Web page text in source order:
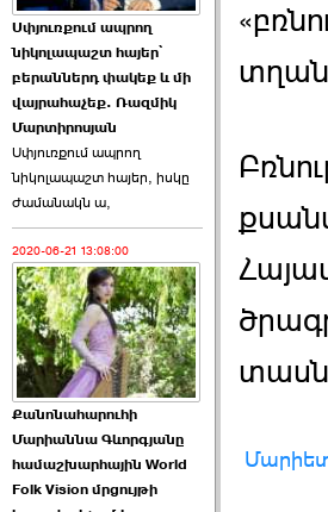
Աննա Վարդապետյանն
ուղերձ է հղել ›››
2026-06-25 23:21:00
Պաշտոնակռիվը սկսված
է. «Հրապարակ» ›››
2026-06-25 17:13:00
ԱԺ նախագահի
Սփյուռքում ապրող
նիկոլապաշտ հայեր՝
բերաններդ փակեք և մի
վայրահաչեք. Ռազմիկ
Մարտիրոսյան
Սփյուռքում ապրող
նիկոլապաշտ հայեր, իսկը
ժամանակն ա,
2020-06-21 13:08:00
Քանոնահարուհի
Մարիաննա Գևորգյանը
համաշխարհային World
Folk Vision մրցույթի
տղան